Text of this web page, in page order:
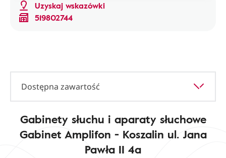
Uzyskaj wskazówki
519802744
Dostępna zawartość
Gabinety słuchu i aparaty słuchowe
Gabinet Amplifon - Koszalin ul. Jana
Pawła II 4a